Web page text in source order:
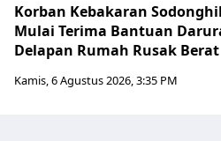
Korban Kebakaran
Mulai Terima Bantuan
Delapan Rumah Rusak Berat
Kamis, 6 Agustus 2026, 3:35 PM